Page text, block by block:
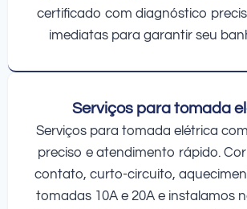
certificado com diagnóstico
imediatas para garantir seu
Serviços para tomada
Serviços para tomada elétrica
preciso e atendimento rápido.
contato, curto-circuito,
tomadas 10A e 20A e instalamos